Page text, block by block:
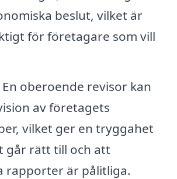
beslut, vilket är
för företagare som vill
En oberoende revisor kan
av företagets
vilket ger en tryggahet
går rätt till och att
rapporter är pålitliga.